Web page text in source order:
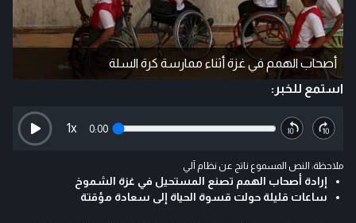
أصحاب الهمم في غزة أثناء ممارسة كرة السلة
استمع للخبر:
0:00
1x
ملاحظة: النص المسموع ناتج عن نظام آلي
إرادة أصحاب الهمم تصنع المستحيل في غزة الشموخ
ساعات قليلة حولت قسوة الحياة إلى سعادة مؤقتة